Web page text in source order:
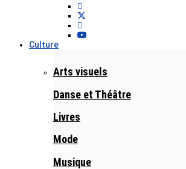
Culture
Arts visuels
Danse et Théâtre
Livres
Mode
Musique